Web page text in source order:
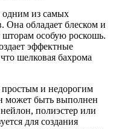
одним из самых
обладает блеском и
шторам особую роскошь.
эффектные
шелковая бахрома
и недорогим
может быть выполнен
полиэстер или
для создания